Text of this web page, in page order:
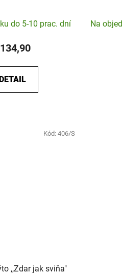
do 5-10 prac. dní Na
,,Zdar jak sviňa"
Kód: 406/S